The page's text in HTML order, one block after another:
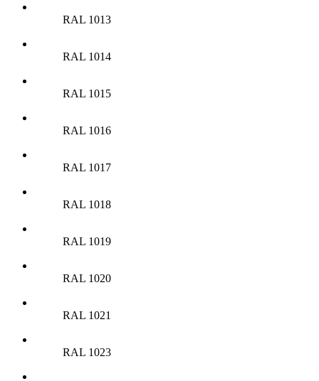
RAL 1013
RAL 1014
RAL 1015
RAL 1016
RAL 1017
RAL 1018
RAL 1019
RAL 1020
RAL 1021
RAL 1023